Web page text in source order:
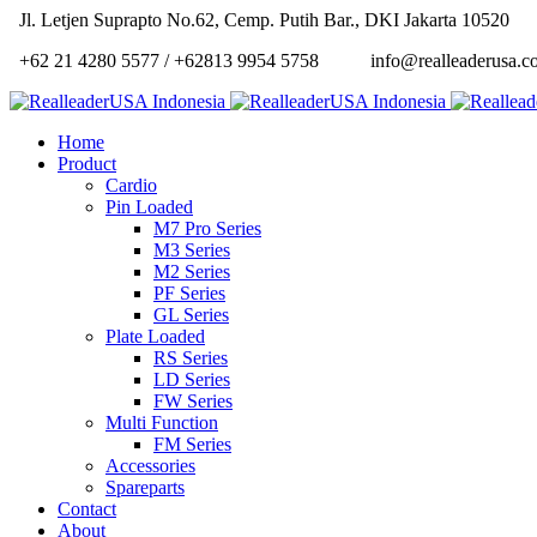
Jl. Letjen Suprapto No.62, Cemp. Putih Bar., DKI Jakarta 10520
+62 21 4280 5577 / +62813 9954 5758
Home
Product
Cardio
Pin Loaded
M7 Pro Series
M3 Series
M2 Series
PF Series
GL Series
Plate Loaded
RS Series
LD Series
FW Series
Multi Function
FM Series
Accessories
Spareparts
Contact
About